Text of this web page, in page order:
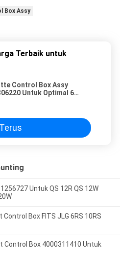
Box Assy
Terbaik untuk
Control Box Assy
Untuk Optimal 6
Terus
Untuk QS 12R QS 12W
Box FITS JLG 6RS 10RS
Control Box 4000311410 Untuk